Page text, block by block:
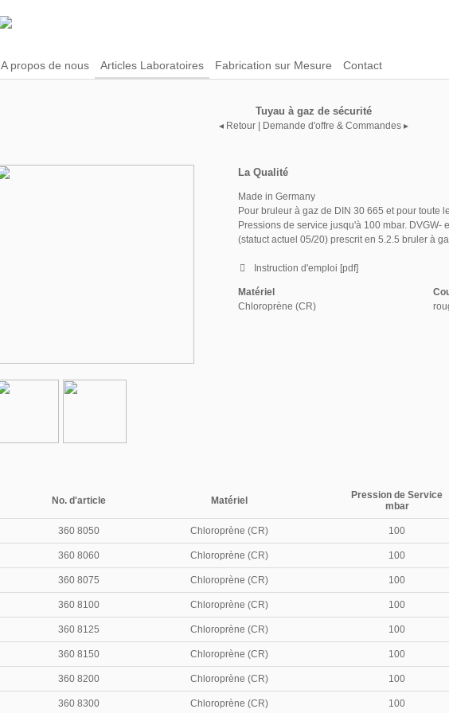
A propos de nous Articles Laboratoires Fabrication sur Mesure Contact
Tuyau à gaz de sécurité
◂ Retour Demande d'offre & Commandes ▸
La Qualité
Made in Germany
Pour bruleur à gaz de DIN 30 665 et pour toute
Pressions de service jusqu'à 100 mbar. DVGW-
(statuct actuel 05/20) prescrit en 5.2.5 bruler à
Instruction d'emploi [pdf]
Matériel
Chloroprène (CR)
No. d'article Matériel
Pression de Service
mbar
360 8050 Chloroprène (CR) 100
360 8060 Chloroprène (CR) 100
360 8075 Chloroprène (CR) 100
360 8100 Chloroprène (CR) 100
360 8125 Chloroprène (CR) 100
360 8150 Chloroprène (CR) 100
360 8200 Chloroprène (CR) 100
360 8300 Chloroprène (CR) 100